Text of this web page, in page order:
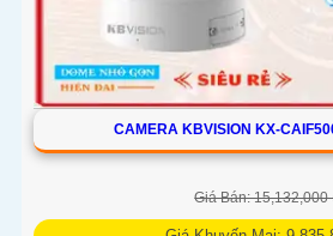
CAMERA KBVISION KX-
Giá Bán: 15,132,000